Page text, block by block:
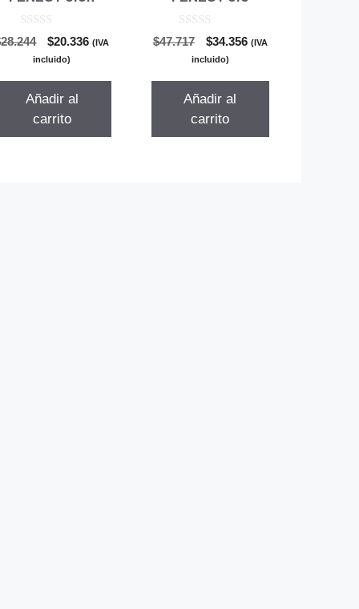
0
d
28.244
El
precio
era:
$28.244.
$20.336El(IVA
incluido)
Añadir al
carrito
0
d
$47.717
El
precio
era:
$47.717.
$34.356El(IVA
incluido)
Añadir al
carrito